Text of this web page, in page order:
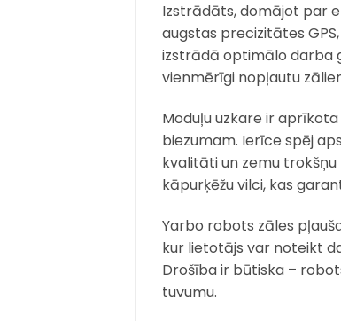
Izstrādāts, domājot par
augstas precizitātes
izstrādā optimālo darba
vienmērīgi nopļautu
Moduļu uzkare ir
biezumam. Ierīce spēj
kvalitāti un zemu
kāpurķēžu vilci, kas
Yarbo robots zāles
kur lietotājs var noteikt
Drošība ir būtiska –
tuvumu.